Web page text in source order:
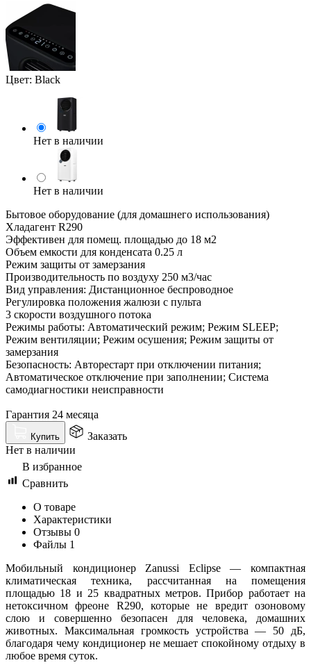
Цвет: Black
Нет в наличии
Нет в наличии
Бытовое оборудование (для домашнего использования)
Хладагент R290
Эффективен для помещ. площадью до 18 м2
Объем емкости для конденсата 0.25 л
Режим защиты от замерзания
Производительность по воздуху 250 м3/час
Вид управления: Дистанционное беспроводное
Регулировка положения жалюзи с пульта
3 скорости воздушного потока
Режимы работы: Автоматический режим; Режим SLEEP;
Режим вентиляции; Режим осушения; Режим защиты от
замерзания
Безопасность: Авторестарт при отключении питания;
Автоматическое отключение при заполнении; Система
самодиагностики неисправности
Гарантия 24 месяца
Купить
Заказать
Нет в наличии
В избранное
Сравнить
О товаре
Характеристики
Отзывы 0
Файлы 1
Мобильный кондиционер Zanussi Eclipse — компактная
климатическая техника, рассчитанная на помещения
площадью 18 и 25 квадратных метров. Прибор работает на
нетоксичном фреоне R290, которые не вредит озоновому
слою и совершенно безопасен для человека, домашних
животных. Максимальная громкость устройства — 50 дБ,
благодаря чему кондиционер не мешает спокойному отдыху в
любое время суток.